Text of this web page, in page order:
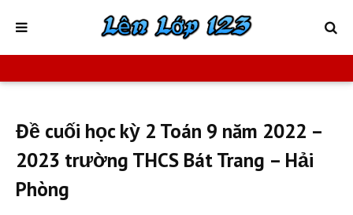
Đề cuối học kỳ 2 Toán 9 năm 2022 –
2023 trường THCS Bát Trang – Hải
Phòng